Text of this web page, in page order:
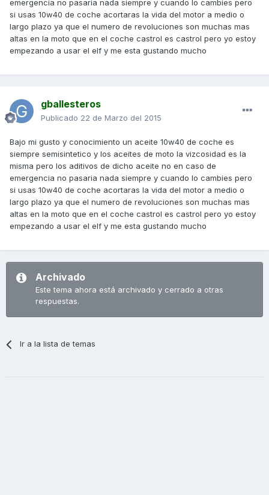
emergencia no pasaria nada siempre y cuando lo cambies pero
si usas 10w40 de coche acortaras la vida del motor a medio o
largo plazo ya que el numero de revoluciones son muchas mas
altas en la moto que en el coche castrol es castrol pero yo estoy
empezando a usar el elf y me esta gustando mucho
gballesteros
Publicado 22 de Marzo del 2015
Bajo mi gusto y conocimiento un aceite 10w40 de coche es
siempre semisintetico y los aceites de moto la vizcosidad es la
misma pero los aditivos de dicho aceite no en caso de
emergencia no pasaria nada siempre y cuando lo cambies pero
si usas 10w40 de coche acortaras la vida del motor a medio o
largo plazo ya que el numero de revoluciones son muchas mas
altas en la moto que en el coche castrol es castrol pero yo estoy
empezando a usar el elf y me esta gustando mucho
Archivado
Este tema ahora está archivado y cerrado a otras
respuestas.
Ir a la lista de temas